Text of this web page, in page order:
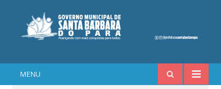
MENU